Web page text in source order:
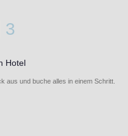
3
Hotel
aus und buche alles in einem Schritt.